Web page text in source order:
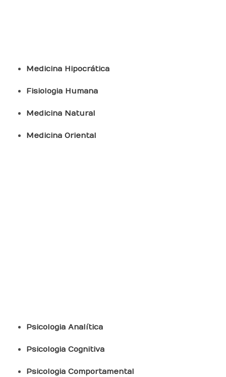
Medicina Hipocrática
Fisiologia Humana
Medicina Natural
Medicina Oriental
Psicologia Analítica
Psicologia Cognitiva
Psicologia Comportamental